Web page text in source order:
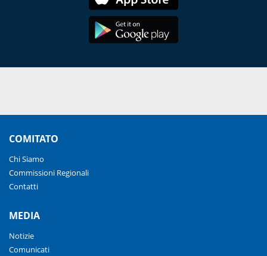
COMITATO
Chi Siamo
Commissioni Regionali
Contatti
MEDIA
Notizie
Comunicati